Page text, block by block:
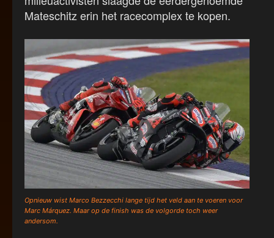
Mateschitz erin het racecomplex te kopen.
Opnieuw wist Marco Bezzecchi lange tijd het veld aan te voeren voor
Marc Márquez. Maar op de finish was de volgorde toch weer
andersom.